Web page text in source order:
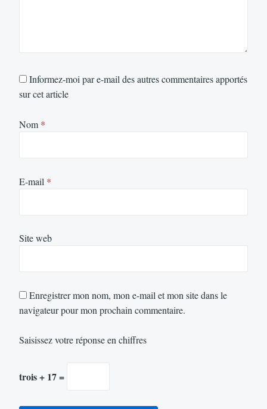
Informez-moi par e-mail des autres commentaires apportés
sur cet article
Nom *
E-mail *
Site web
Enregistrer mon nom, mon e-mail et mon site dans le
navigateur pour mon prochain commentaire.
Saisissez votre réponse en chiffres
trois + 17 =